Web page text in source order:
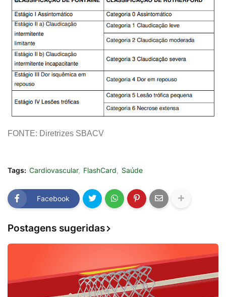
FONTE: Diretrizes SBACV
Tags: Cardiovascular FlashCard Saúde
Facebook
Postagens sugeridas